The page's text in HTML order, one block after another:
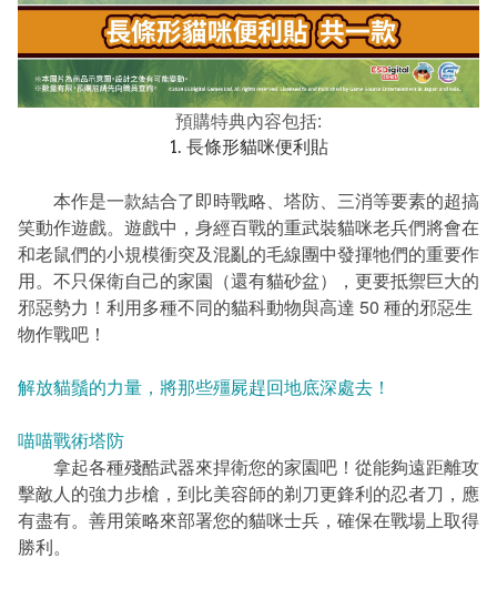
預購特典內容包括:
1. 長條形貓咪便利貼
本作是一款結合了即時戰略、塔防、三消等要素的超搞
笑動作遊戲。遊戲中，身經百戰的重武裝貓咪老兵們將會在
和老鼠們的小規模衝突及混亂的毛線團中發揮牠們的重要作
用。不只保衛自己的家園（還有貓砂盆），更要抵禦巨大的
邪惡勢力！利用多種不同的貓科動物與高達 50 種的邪惡生
物作戰吧！
解放貓鬚的力量，將那些殭屍趕回地底深處去！
喵喵戰術塔防
拿起各種殘酷武器來捍衛您的家園吧！從能夠遠距離攻
擊敵人的強力步槍，到比美容師的剃刀更鋒利的忍者刀，應
有盡有。善用策略來部署您的貓咪士兵，確保在戰場上取得
勝利。